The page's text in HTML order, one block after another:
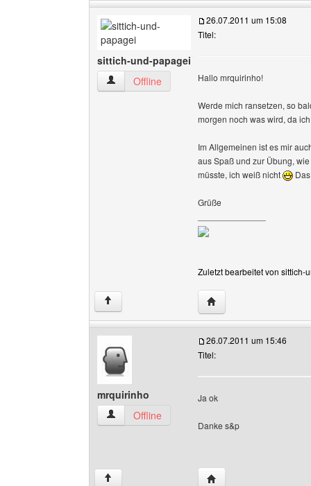
sittich-und-papagei
sittich-und-papagei Benutzer-Profile anzeigen
Offline
26.07.2011 um 15:08
Titel:
Hallo mrquirinho!
Werde mich ransetzen, so
morgen noch was wird, da
Im Allgemeinen ist es mir
aus Spaß und zur Übung,
müsste, ich weiß nicht
Grüße
Zuletzt bearbeitet von sittich-
↑ Website dieses
mrquirinho
mrquirinho Benutzer-Profile anzeigen
Offline
26.07.2011 um 15:46
Titel:
Ja ok
Danke s&p
↑ Website dieses